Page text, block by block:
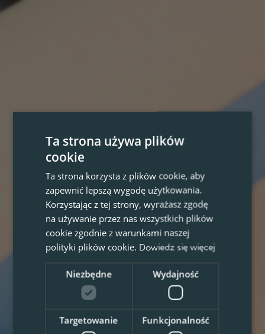
Ta strona używa plików
cookie
Ta strona korzysta z plików cookie, aby
zapewnić lepszą wygodę użytkowania.
Korzystając z tej strony, wyrażasz zgodę
na używanie przez nas wszystkich plików
cookie zgodnie z warunkami naszej
polityki plików cookie. Dowiedz się więcej
Niezbędne Wydajność
Targetowanie Funkcjonalność